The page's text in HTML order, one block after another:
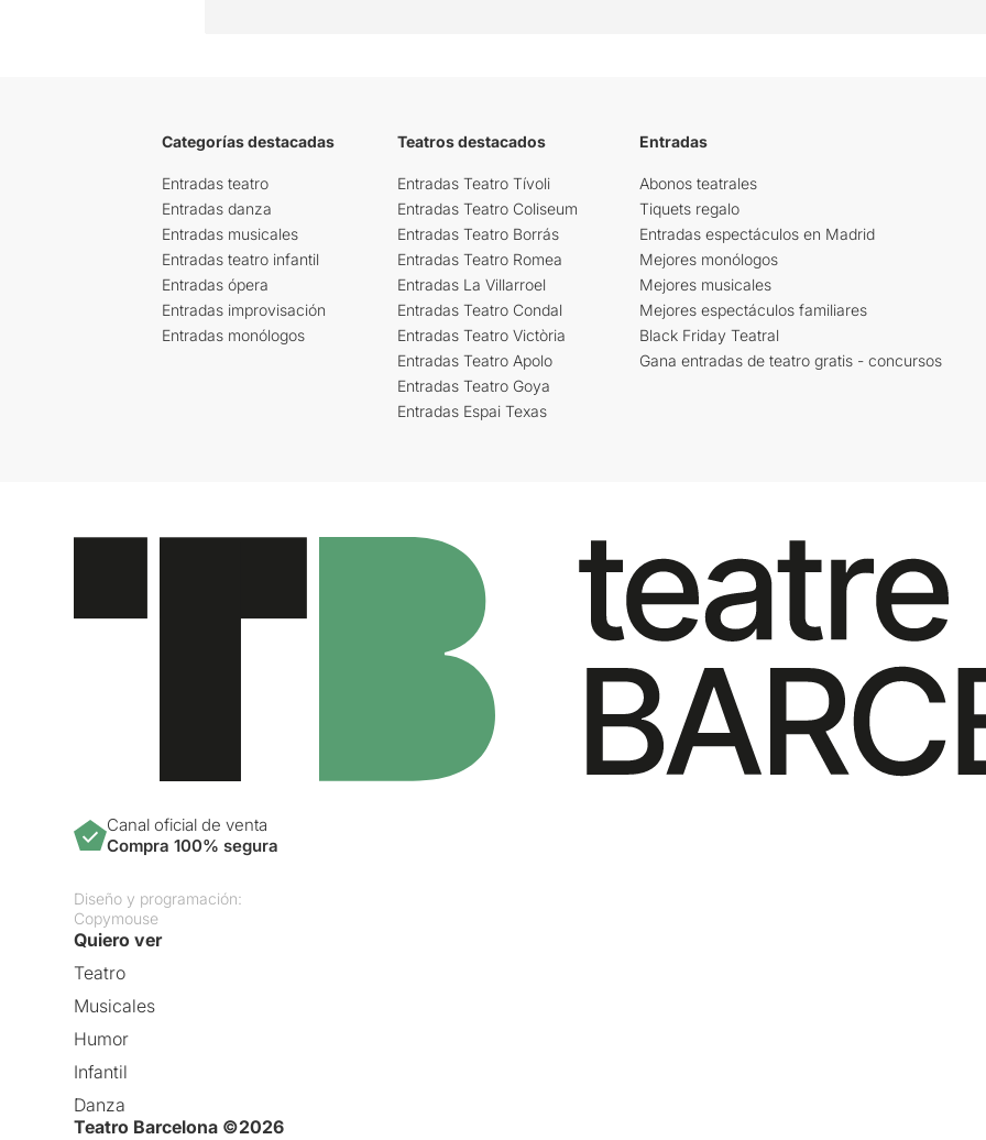
Categorías destacadas
Entradas teatro
Entradas danza
Entradas musicales
Entradas teatro infantil
Entradas ópera
Entradas improvisación
Entradas monólogos
Teatros destacados
Entradas Teatro Tívoli
Entradas Teatro Coliseum
Entradas Teatro Borrás
Entradas Teatro Romea
Entradas La Villarroel
Entradas Teatro Condal
Entradas Teatro Victòria
Entradas Teatro Apolo
Entradas Teatro Goya
Entradas Espai Texas
Entradas
Abonos teatrales
Tiquets regalo
Entradas espectáculos en Madrid
Mejores monólogos
Mejores musicales
Mejores espectáculos familiares
Black Friday Teatral
Gana entradas de teatro gratis - concursos
Canal oficial de venta
Compra 100% segura
Diseño y programación:
Copymouse
Quiero ver
Teatro
Musicales
Humor
Infantil
Danza
Teatro Barcelona ©2026